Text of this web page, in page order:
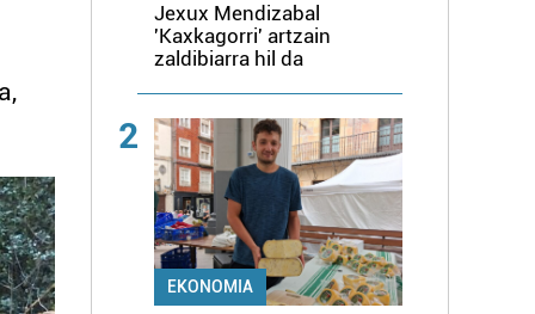
Jexux Mendizabal
'Kaxkagorri' artzain
zaldibiarra hil da
2
EKONOMIA